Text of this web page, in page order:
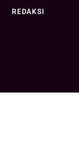
REDAKSI